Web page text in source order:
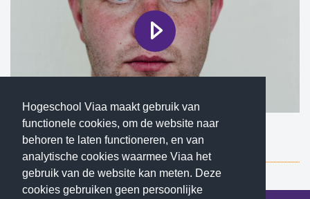
Hogeschool Viaa maakt gebruik van
functionele cookies, om de website naar
behoren te laten functioneren, en van
analytische cookies waarmee Viaa het
gebruik van de website kan meten. Deze
cookies gebruiken geen persoonlijke
Beluister hier alle aspecten van persoonlijk
meesterschap